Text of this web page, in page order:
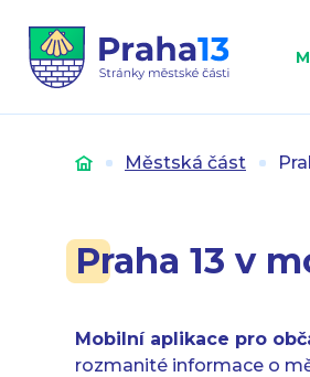
Úvod Městská část
Praha 13 v
Mobilní aplikace pro
rozmanité informace o